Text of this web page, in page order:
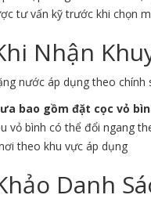
tư vấn kỹ trước khi chọn
Nhận
nước áp dụng theo chính
bao gồm đặt cọc vỏ
vỏ bình có thể đổi ngang
theo khu vực áp dụng
Danh